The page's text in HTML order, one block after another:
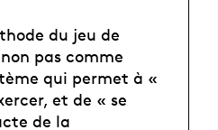
du jeu de
pas comme
qui permet à «
et de « se
de la